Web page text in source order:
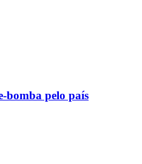
bomba pelo país